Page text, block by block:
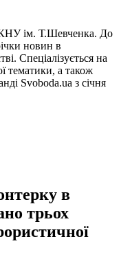
ім. Т.Шевченка. До
новин в
Спеціалізується на
тематики, а також
Svoboda.ua з січня
в
трьох